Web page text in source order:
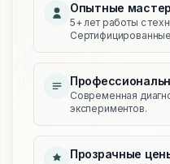
Опытные
5+ лет работы с
Современная
экспериментов.
Прозрачные